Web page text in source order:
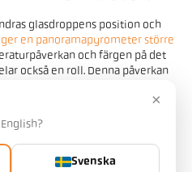
glasdroppens position och
ger en panoramapyrometer större
och färgen på det
också en roll. Denna påverkan
kvotmätmetod.
sedan tråden. Tråden
med hög hastighet. Det är
styrrullarna. När det gäller
flera gånger trådens diameter.
×
Svenska